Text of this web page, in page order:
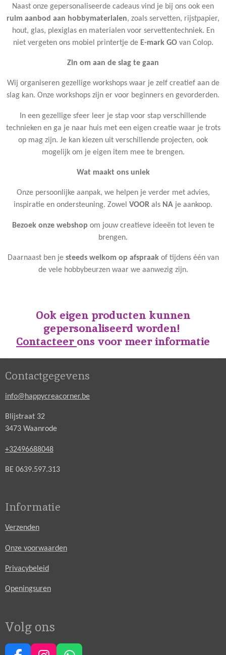
Naast onze gepersonaliseerde cadeaus vind je bij ons ook een
ruim aanbod aan hobbymaterialen, zoals servetten, rijstpapier,
hout, glas, plexiglas en materialen voor servettentechniek. En
niet vergeten ons mobiel printertje de E-mark GOvan Colop.
Zin om aan de slag te gaan
Wij organiseren gezellige workshops waar je zelf creatief aan de
slag kan. Onze workshops zijn er voor beginners en gevorderden.
In een gezellige sfeer leer je stap voor stap verschillende
technieken en ga je naar huis met een eigen creatie waar je trots
op mag zijn. Je kan kiezen uit verschillende projecten, ook
mogelijk om je eigen item mee te brengen.
Wat maakt ons uniek
Onze persoonlijke aanpak, we helpen je verder met advies,
inspiratie en ondersteuning. Zowel VOOR als NA je aankoop.
Bezoek onze webshop om jouw creatieve ideeën tot leven te
brengen.
Daarnaast ben je steeds welkom op afspraakof tijdens één van
de vele hobbybeurzen waar we aanwezig zijn.
Ook eigen producten kunnen
gepersonaliseerd worden!
Contacteer ons voor meer informatie
Contactgegevens
info@happycreacorner.be
Blijstraat 32
3473 Waanrode
+32496688048
BE 0639.597.313
Informatie
Verzenden
Onze voorwaarden
Privacybeleid
Openingsuren
Volg ons